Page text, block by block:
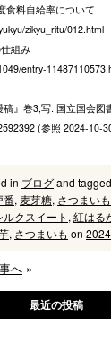
食料自給率について
zikyu_ritu/012.html
組み
entry-
稿』巻3,写. 国立国会図
(参照 2024-10-
in ブログand tagged
番, 麦芽糖, さつまい
ルクスイート , 紅はる
, さつまいも on
へ »
最近の投稿